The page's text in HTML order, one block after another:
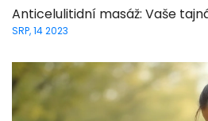
Anticelulitidní masáž: Vaše
SRP, 14 2023